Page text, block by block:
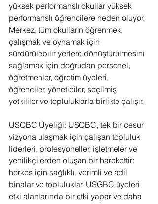
yüksek performanslı okullar yüksek
performanslı öğrencilere neden oluyor.
Merkez, tüm okulların öğrenmek,
çalışmak ve oynamak için
sürdürülebilir yerlere dönüştürülmesini
sağlamak için doğrudan personel,
öğretmenler, öğretim üyeleri,
öğrenciler, yöneticiler, seçilmiş
yetkililer ve topluluklarla birlikte çalışır.
USGBC Üyeliği: USGBC, tek bir cesur
vizyona ulaşmak için çalışan topluluk
liderleri, profesyoneller, işletmeler ve
yenilikçilerden oluşan bir harekettir:
herkes için sağlıklı, verimli ve adil
binalar ve topluluklar. USGBC üyeleri
etki alanlarında bir etki yapar ve daha